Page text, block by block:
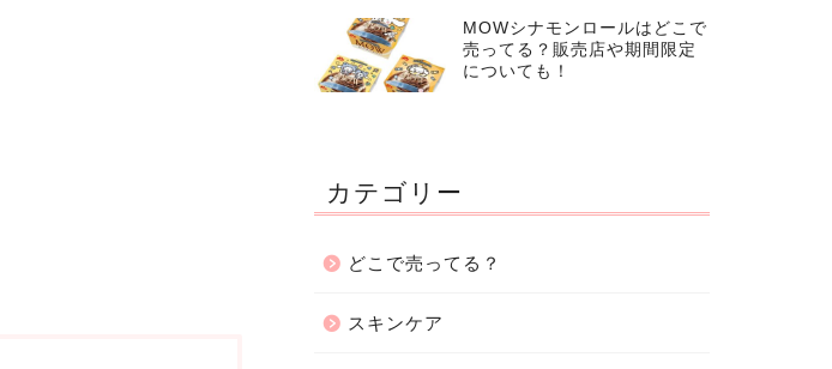
MOWシナモンロールはどこで
売ってる？販売店や期間限定
についても！
カテゴリー
どこで売ってる？
スキンケア